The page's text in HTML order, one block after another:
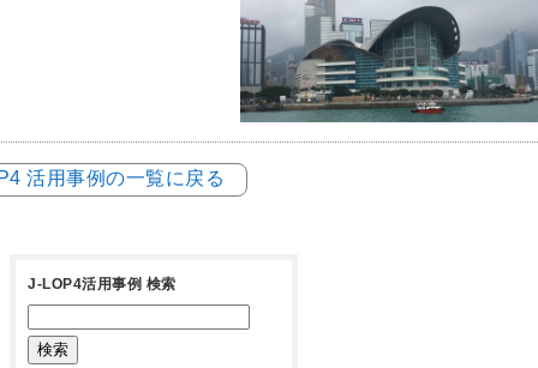
活用事例の一覧に戻る
J-LOP4活用事例 検索